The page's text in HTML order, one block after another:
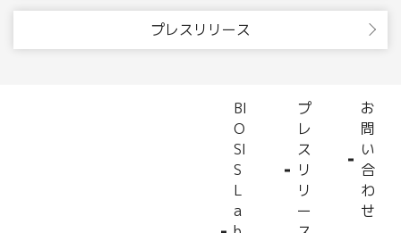
プレスリリース
BI
O
SI
S
L
a
プ
レ
ス
リ
リ
ー
お
問
い
合
わ
せ